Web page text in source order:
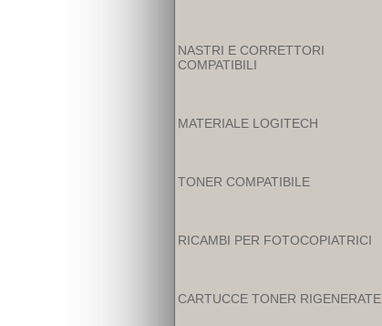
NASTRI E CORRETTORI
COMPATIBILI
MATERIALE LOGITECH
TONER COMPATIBILE
RICAMBI PER FOTOCOPIATRICI
CARTUCCE TONER RIGENERATE